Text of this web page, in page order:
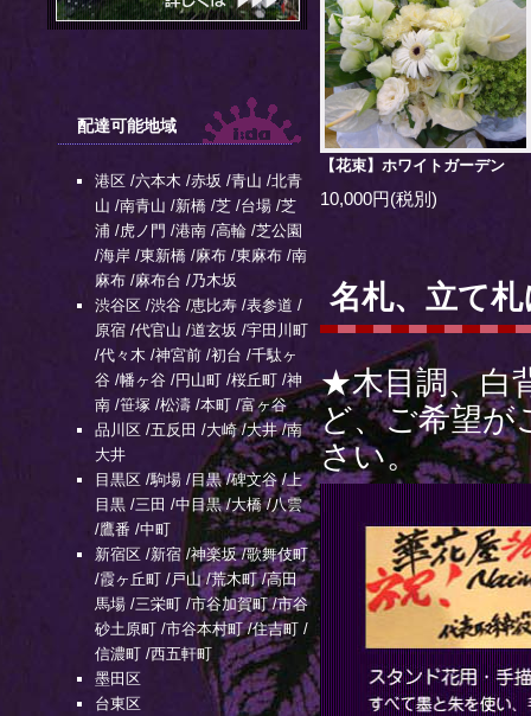
【花束】ホワイトガーデン
10,000円(税別)
名札、立て
★木目調、白
ど、ご希望が
さい。
配達可能地域
港区 /六本木 /赤坂 /青山 /北青
山 /南青山 /新橋 /芝 /台場 /芝
浦 /虎ノ門 /港南 /高輪 /芝公園
/海岸 /東新橋 /麻布 /東麻布 /南
麻布 /麻布台 /乃木坂
渋谷区 /渋谷 /恵比寿 /表参道 /
原宿 /代官山 /道玄坂 /宇田川町
/代々木 /神宮前 /初台 /千駄ヶ
谷 /幡ヶ谷 /円山町 /桜丘町 /神
南 /笹塚 /松濤 /本町 /富ヶ谷
品川区 /五反田 /大崎/大井/南
大井
目黒区 /駒場 /目黒/碑文谷/上
目黒 /三田 /中目黒/大橋/八雲
/鷹番 /中町
新宿区 /新宿 /神楽坂/歌舞伎町
/霞ヶ丘町 /戸山/荒木町/高田
馬場 /三栄町 /市谷加賀町/市谷
砂土原町 /市谷本村町/住吉町 /
信濃町 /西五軒町
墨田区
台東区